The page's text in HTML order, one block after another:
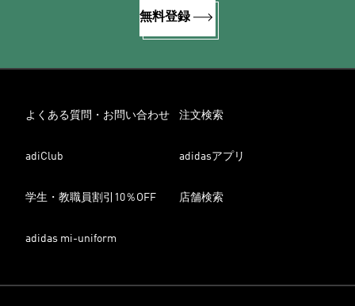
無料登録
よくある質問・お問い合わせ 注文検索
adiClub adidasアプリ
学生・教職員割引10％OFF 店舗検索
adidas mi-uniform